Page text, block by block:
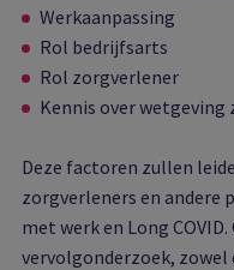
Werkaanpassing
Rol bedrijfsarts
Rol zorgverlener
Kennis over wetgeving
Deze factoren zullen
zorgverleners en andere
met werk en Long
vervolgonderzoek,